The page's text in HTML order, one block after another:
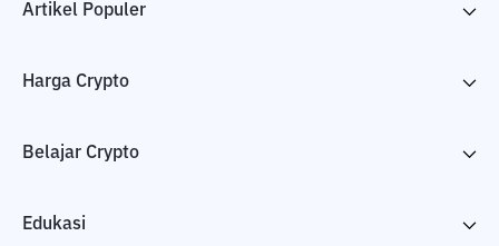
Artikel Populer
Harga Crypto
Belajar Crypto
Edukasi